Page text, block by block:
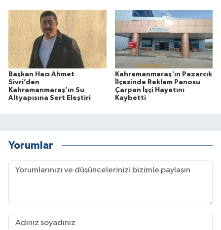
Başkan Hacı Ahmet
Sivri’den
Kahramanmaraş’ın Su
Altyapısına Sert Eleştiri
Kahramanmaraş'ın Pazarcık
İlçesinde Reklam Panosu
Çarpan İşçi Hayatını
Kaybetti
Yorumlar